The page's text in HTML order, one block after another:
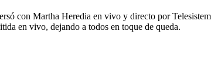
con Martha Heredia en vivo y directo por
en vivo, dejando a todos en toque de queda.